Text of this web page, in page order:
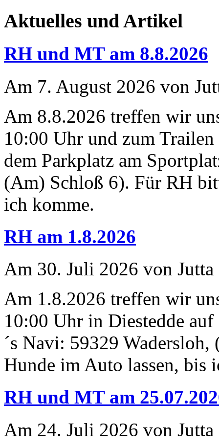
Aktuelles und Artikel
RH und MT am 8.8.2026
Am 7. August 2026 von
Am 8.8.2026 treffen wir
10:00 Uhr und zum
dem Parkplatz am
(Am) Schloß 6). Für RH
ich komme.
RH am 1.8.2026
Am 30. Juli 2026 von
Am 1.8.2026 treffen wir
10:00 Uhr in Diestedde
´s Navi: 59329
Hunde im Auto lassen, bis
RH und MT am
Am 24. Juli 2026 von